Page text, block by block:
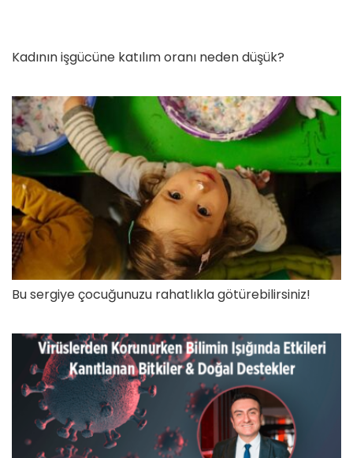
Kadının işgücüne katılım oranı neden düşük?
Bu sergiye çocuğunuzu rahatlıkla götürebilirsiniz!